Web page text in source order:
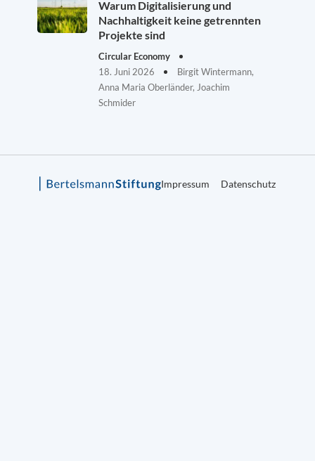
Warum Digitalisierung und
Nachhaltigkeit keine getrennten
Projekte sind
Circular Economy
18. Juni 2026
Birgit Wintermann,
Anna Maria Oberländer, Joachim
Schmider
Impressum Datenschutz